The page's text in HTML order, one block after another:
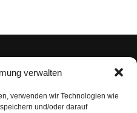
verwalten
verwenden wir Technologien wie
und/oder darauf